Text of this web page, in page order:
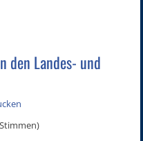
den Landes- und